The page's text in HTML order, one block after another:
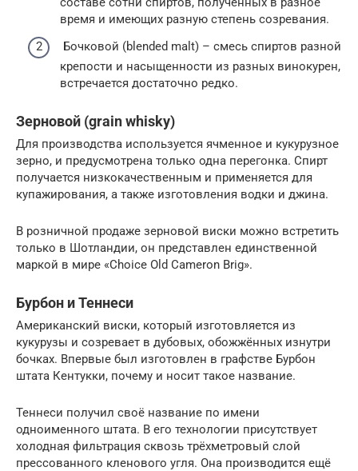
время и имеющих разную степень созревания.
Бочковой (blended malt) – смесь спиртов разной
крепости и насыщенности из разных винокурен,
встречается достаточно редко.
Зерновой (grain whisky)
Для производства используется ячменное и кукурузное
зерно, и предусмотрена только одна перегонка. Спирт
получается низкокачественным и применяется для
купажирования, а также изготовления водки и джина.
В розничной продаже зерновой виски можно встретить
только в Шотландии, он представлен единственной
маркой в мире «Choice Old Cameron Brig».
Бурбон и Теннеси
Американский виски, который изготовляется из
кукурузы и созревает в дубовых, обожжённых изнутри
бочках. Впервые был изготовлен в графстве Бурбон
штата Кентукки, почему и носит такое название.
Теннеси получил своё название по имени
одноименного штата. В его технологии присутствует
холодная фильтрация сквозь трёхметровый слой
прессованного кленового угля. Она производится ещё